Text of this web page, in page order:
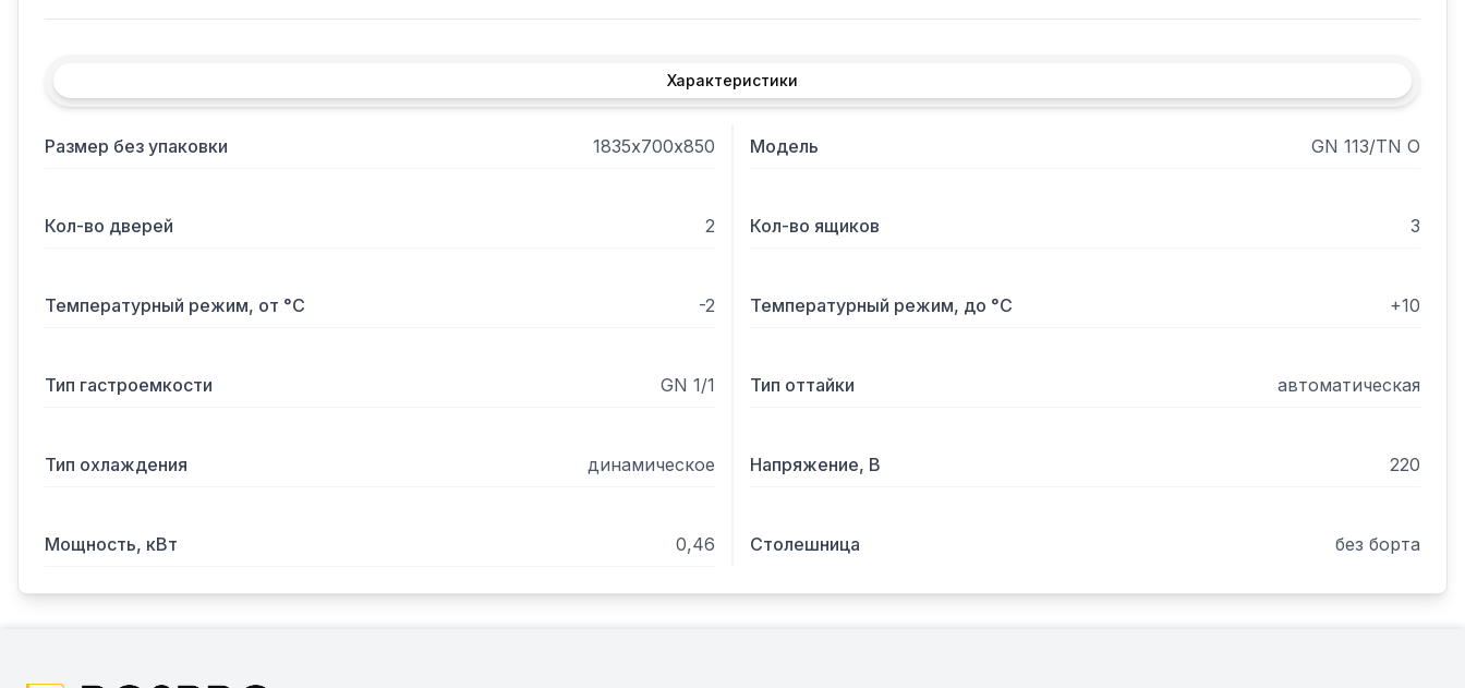
Материал корпуса: нержавеющая сталь;
Размер полки: 430х325 мм;
Кол-во полок в комплекте: 1;
Характеристики
Размер без упаковки 1835х700х850 Модель GN 113/TN О
Кол-во дверей 2 Кол-во ящиков 3
Температурный режим, от °С -2 Температурный режим, до °С +10
Тип гастроемкости GN 1/1 Тип оттайки автоматическая
Тип охлаждения динамическое Напряжение, В 220
Мощность, кВт 0,46 Столешница без борта